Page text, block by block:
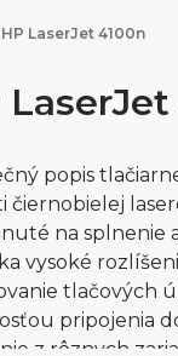
HP LaserJet 4100n
LaserJet
popis
čiernobielej
na splnenie
vysoké
tlačových
pripojenia
z rôznych